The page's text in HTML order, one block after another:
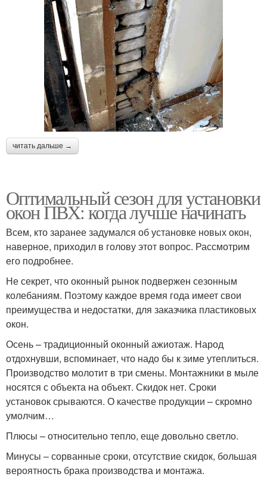
читать дальше →
Оптимальный сезон для установки
окон ПВХ: когда лучше начинать
Всем, кто заранее задумался об установке новых окон,
наверное, приходил в голову этот вопрос. Рассмотрим
его подробнее.
Не секрет, что оконный рынок подвержен сезонным
колебаниям. Поэтому каждое время года имеет свои
преимущества и недостатки, для заказчика пластиковых
окон.
Осень – традиционный оконный ажиотаж. Народ
отдохнувши, вспоминает, что надо бы к зиме утеплиться.
Производство молотит в три смены. Монтажники в мыле
носятся с объекта на объект. Скидок нет. Сроки
установок срываются. О качестве продукции – скромно
умолчим…
Плюсы – относительно тепло, еще довольно светло.
Минусы – сорванные сроки, отсутствие скидок, большая
вероятность брака производства и монтажа.